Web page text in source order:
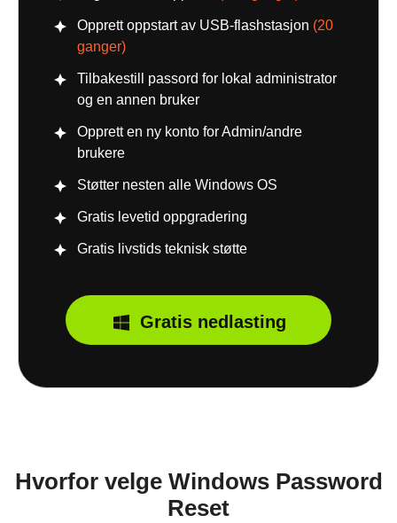
Opprett oppstart av USB-flashstasjon (20
ganger)
Tilbakestill passord for lokal administrator
og en annen bruker
Opprett en ny konto for Admin/andre
brukere
Støtter nesten alle Windows OS
Gratis levetid oppgradering
Gratis livstids teknisk støtte
Gratis nedlasting
Hvorfor velge Windows Password
Reset